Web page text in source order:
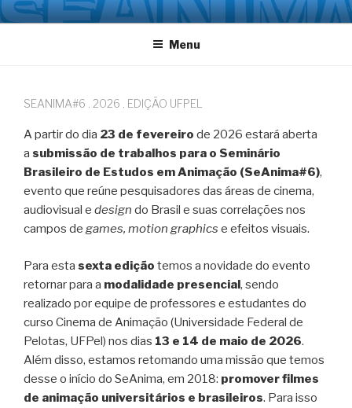
Pular
paraSEANIMA.ORG
Seminário Brasileiro de Estudos em Animação
Menu
SEANIMA#6 . 2026 . EDIÇÃO UFPEL
A partir do dia 23 de fevereiro de 2026 estará aberta
a submissão de trabalhos para o Seminário
Brasileiro de Estudos em Animação (SeAnima#6),
evento que reúne pesquisadores das áreas de cinema,
audiovisual e design do Brasil e suas correlações nos
campos de games, motion graphics e efeitos visuais.
Para esta sexta edição temos a novidade do evento
retornar para a modalidade presencial, sendo
realizado por equipe de professores e estudantes do
curso Cinema de Animação (Universidade Federal de
Pelotas, UFPel) nos dias 13 e 14 de maio de 2026.
Além disso, estamos retomando uma missão que temos
desse o início do SeAnima, em 2018: promover filmes
de animação universitários e brasileiros. Para isso